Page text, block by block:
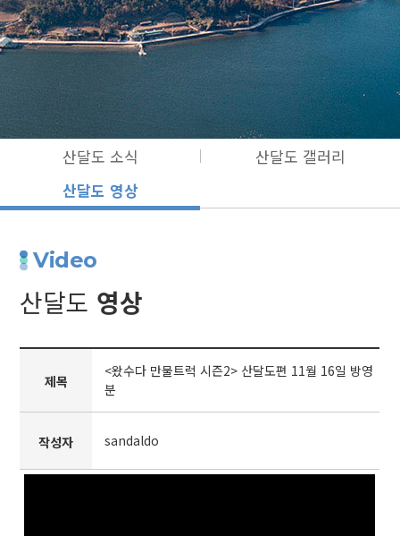
산달도 소식
산달도 갤러리
산달도 영상
Video
산달도 영상
제목
<왔수다 만물트럭 시즌2> 산달도편 11월 16일 방영
분
작성자 sandaldo